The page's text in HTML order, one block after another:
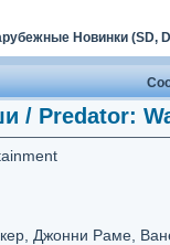
Новинки (SD,
/ Predator:
Джонни Раме,